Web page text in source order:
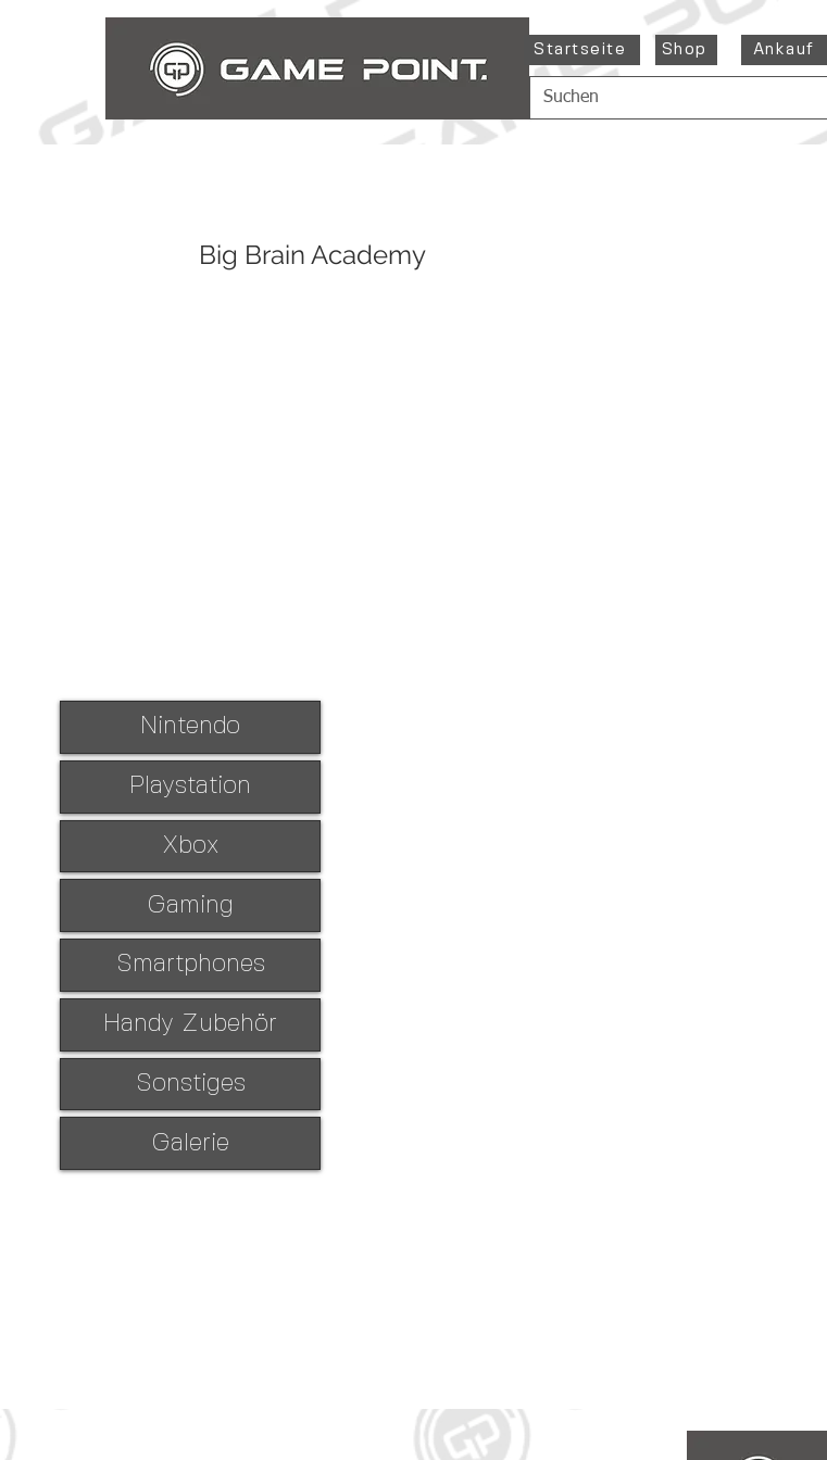
Startseite Shop Ankauf
Nintendo
Playstation
Xbox
Gaming
Smartphones
Handy Zubehör
Sonstiges
Galerie
Big Brain Academy